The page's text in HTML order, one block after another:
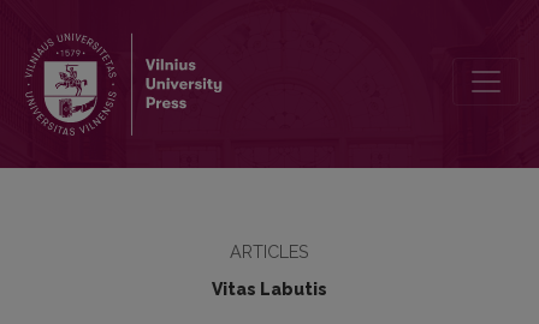
ARTICLES
Vitas Labutis